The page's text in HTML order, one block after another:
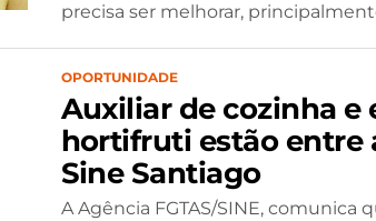
precisa ser melhorar,
OPORTUNIDADE
Auxiliar de cozinha e
hortifruti estão entre
Sine Santiago
A Agência FGTAS/SINE, comunica